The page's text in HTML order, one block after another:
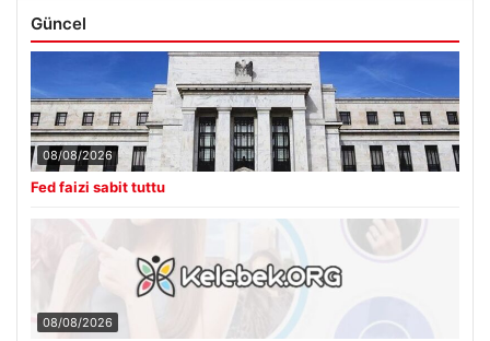
Güncel
08/08/2026
Fed faizi sabit tuttu
08/08/2026